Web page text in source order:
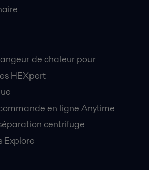
de chaleur pour
HEXpert
en ligne Anytime
centrifuge
Explore